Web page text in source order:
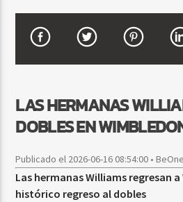
11:00 AM 1:00 PM
Beone Radio
LAS HERMANAS
DOBLES EN
Publicado el 2026-06-16 08:54:00 •
Las hermanas Williams regresan
histórico regreso al dobles